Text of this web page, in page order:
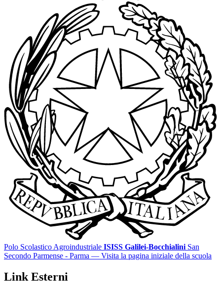
Polo Scolastico Agroindustriale ISISS Galilei-Bocchialini San
Secondo Parmense - Parma — Visita la pagina iniziale della scuola
Link Esterni